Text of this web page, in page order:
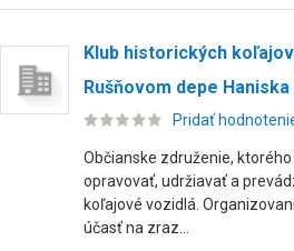
Klub historických
Rušňovom depe
Pridať
Občianske združenie,
opravovať, udržiavať a
koľajové vozidlá.
účasť na zraz...